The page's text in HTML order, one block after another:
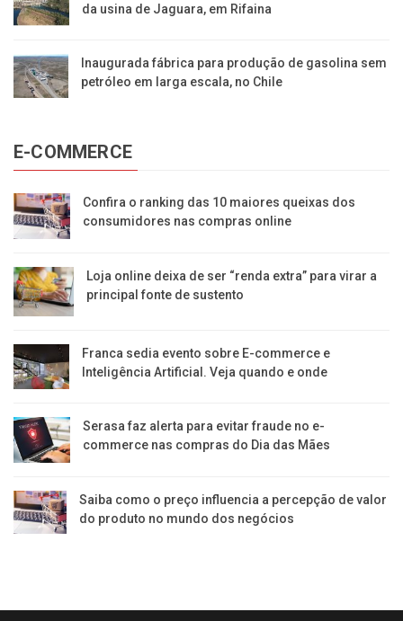
da usina de Jaguara, em Rifaina
Inaugurada fábrica para produção de gasolina sem
petróleo em larga escala, no Chile
E-COMMERCE
Confira o ranking das 10 maiores queixas dos
consumidores nas compras online
Loja online deixa de ser “renda extra” para virar a
principal fonte de sustento
Franca sedia evento sobre E-commerce e
Inteligência Artificial. Veja quando e onde
Serasa faz alerta para evitar fraude no e-
commerce nas compras do Dia das Mães
Saiba como o preço influencia a percepção de valor
do produto no mundo dos negócios